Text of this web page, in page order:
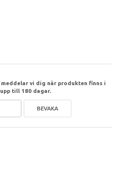
vi dig när produkten finns i
till 180 dagar.
BEVAKA